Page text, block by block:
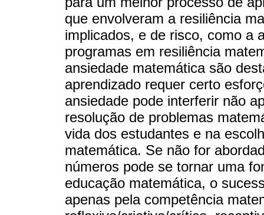
que envolveram a resiliência
implicados, e de risco, como a
programas em resiliência
ansiedade matemática são
aprendizado requer certo
ansiedade pode interferir não
resolução de problemas
vida dos estudantes e na
matemática. Se não for
números pode se tornar uma
educação matemática, o
apenas pela competência